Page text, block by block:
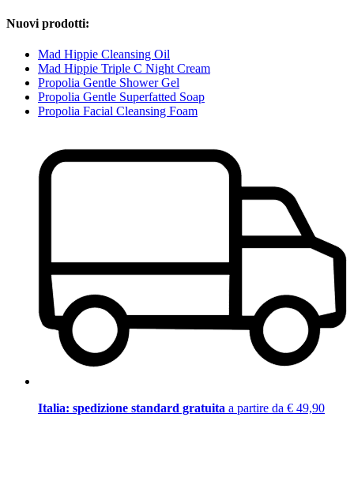
Nuovi prodotti:
Mad Hippie Cleansing Oil
Mad Hippie Triple C Night Cream
Propolia Gentle Shower Gel
Propolia Gentle Superfatted Soap
Propolia Facial Cleansing Foam
Italia: spedizione standard gratuita a partire da € 49,90